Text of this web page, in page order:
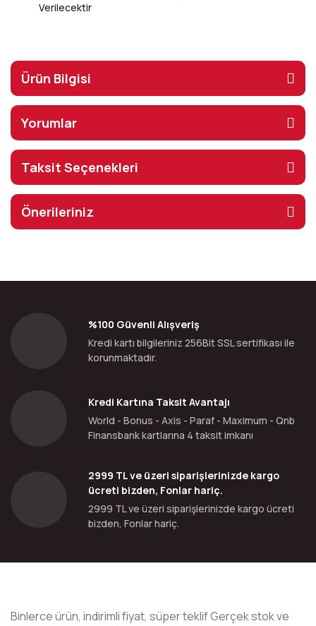
Verilecektir
Ürün Bilgisi
Yorumlar
Taksit Seçenekleri
Önerileriniz
%100 Güvenli Alışveriş
Kredi kartı bilgileriniz 256Bit SSL sertifikası ile
korunmaktadır.
Kredi Kartına Taksit Avantajı
World - Bonus - Axis - Paraf - Maximum - Qnb
Finansbank kartlarına 4 taksit imkanı
2999 TL ve üzeri siparişlerinizde kargo
ücreti bizden, Fonlar hariç.
2999 TL ve üzeri siparişlerinizde kargo ücreti
bizden, Fonlar hariç.
Binlerce ürün, indirimli fiyat, süper teklif Gerçek stok ve